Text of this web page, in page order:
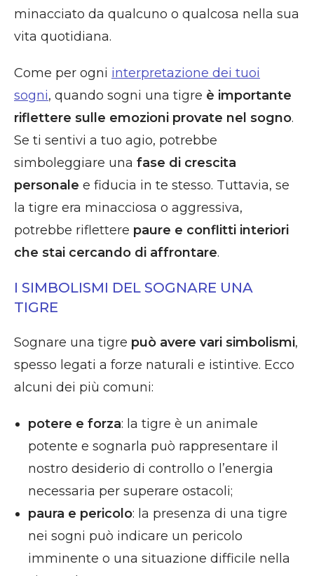
minacciato da qualcuno o qualcosa nella sua
vita quotidiana.
Come per ogni interpretazione dei tuoi
sogni, quando sogni una tigre è importante
riflettere sulle emozioni provate nel sogno.
Se ti sentivi a tuo agio, potrebbe
simboleggiare una fase di crescita
personale e fiducia in te stesso. Tuttavia, se
la tigre era minacciosa o aggressiva,
potrebbe riflettere paure e conflitti interiori
che stai cercando di affrontare.
I SIMBOLISMI DEL SOGNARE UNA
TIGRE
Sognare una tigre può avere vari simbolismi,
spesso legati a forze naturali e istintive. Ecco
alcuni dei più comuni:
potere e forza: la tigre è un animale
potente e sognarla può rappresentare il
nostro desiderio di controllo o l’energia
necessaria per superare ostacoli;
paura e pericolo: la presenza di una tigre
nei sogni può indicare un pericolo
imminente o una situazione difficile nella